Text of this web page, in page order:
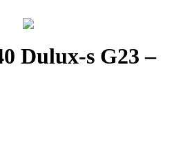
Dulux-s G23 –